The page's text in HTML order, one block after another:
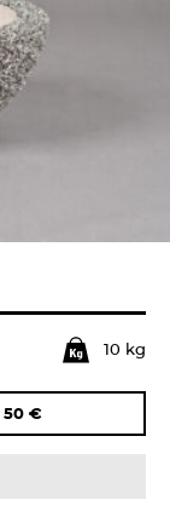
10 kg
50 €